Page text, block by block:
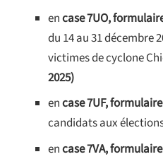
encase 7UO,
du 14 au 31 décembre
victimes de cyclone
2025)
encase 7UF,
candidats aux
encase 7VA,formulaire